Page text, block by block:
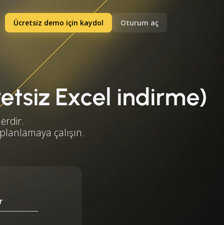
Ücretsiz demo için kaydol Oturum aç
Excel indirme)
çalışın.